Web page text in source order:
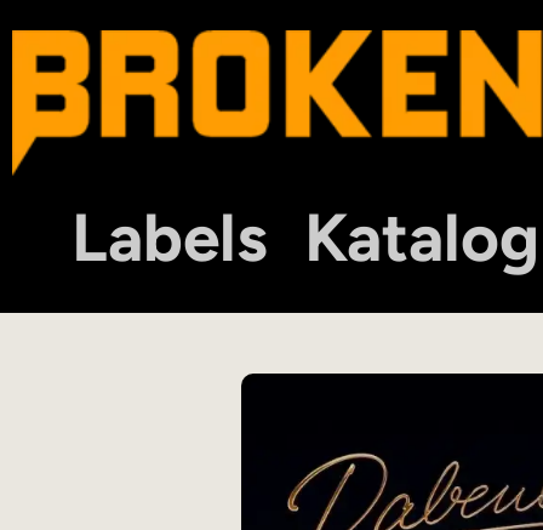
Labels Katalog